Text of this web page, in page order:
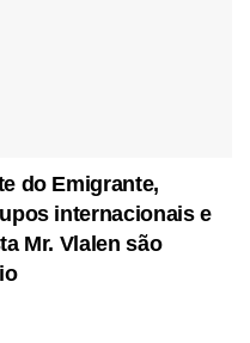
do Emigrante,
internacionais e
Mr. Vlalen são